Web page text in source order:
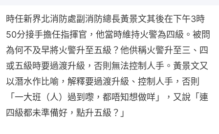
時任新界北消防處副消防總長黃景文其後在下午3時
50分接手擔任指揮官，他當時維持火警為四級。被問
為何不及早將火警升至五級？他供稱火警升至三、四
或五級時要過渡升級，否則無法控制人手。黃景文又
以潛水作比喻，解釋要過渡升級、控制人手，否則
「一大班（人）過到嚟，都唔知想做咩」，又說「連
四級都未準備好，點升五級？」